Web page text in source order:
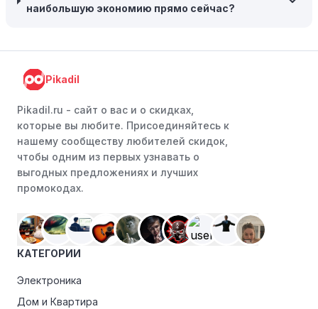
Следите за социальными сетями:
Instagram. Ритейлеры часто делятся со своими
акциями.
Программы лояльности:Присоединяйтесь к
программам лояльности, предлагаемым интернет-
магазинами, чтобы пользоваться такими
преимуществами, как скидки только для участников,
ранний доступ к распродажам или эксклюзивным
акциям.
критериям, проверьте, предоставляет ли GFN.AM
эксклюзивные скидки для студентов, ветеранов или
пенсионеров.
наибольшую экономию прямо сейчас?
Pikadil
Pikadil.ru - cайт о вас и о скидках,
которые вы любите. Присоединяйтесь к
нашему сообществу любителей скидок,
чтобы одним из первых узнавать о
выгодных предложениях и лучших
промокодах.
КАТЕГОРИИ
Электроника
Дом и Квартира